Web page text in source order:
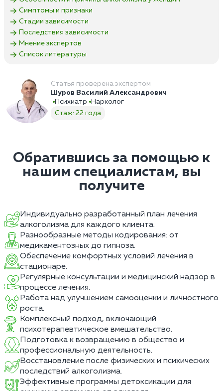
Симптомы и признаки
Стадии зависимости
Последствия зависимости
Мнение экспертов
Список литературы
Статья проверена экспертом
Шуров Василий Александрович
Психиатр
Нарколог
Стаж: 22 года
Обратившись за помощью к
нашим специалистам, вы
получите
Индивидуально разработанный план лечения
алкоголизма для каждого клиента.
Разнообразные методы кодирования: от
медикаментозных до гипноза.
Обеспечение комфортных условий лечения в
стационаре.
Регулярные консультации и медицинский надзор в
процессе лечения.
Работа над улучшением самооценки и личностного
роста.
Комплексный подход, включающий
психотерапевтическое вмешательство.
Подготовка к возвращению в общество и
профессиональную деятельность.
Восстановление после физических и психических
последствий алкоголизма.
Эффективные программы детоксикации для